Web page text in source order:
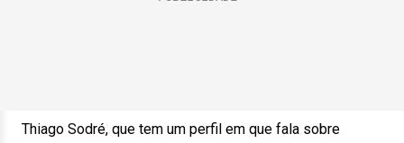
Thiago Sodré, que tem um perfil em que fala sobre